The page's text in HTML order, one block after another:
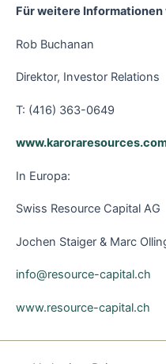
Für weitere
Rob
Direktor,
T: (416)
In Europa:
Swiss Resource Capital AG
Jochen Staiger & Marc
info@resource-capital.ch
www.resource-capital.ch